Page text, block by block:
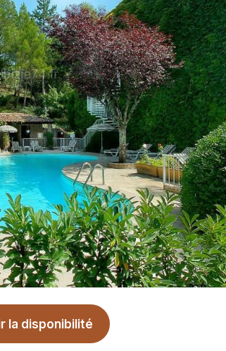
la disponibilité